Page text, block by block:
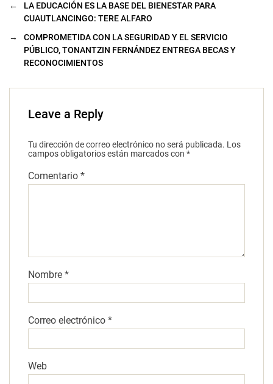
←
LA EDUCACIÓN ES LA BASE DEL BIENESTAR PARA
CUAUTLANCINGO: TERE ALFARO
→
COMPROMETIDA CON LA SEGURIDAD Y EL SERVICIO
PÚBLICO, TONANTZIN FERNÁNDEZ ENTREGA BECAS Y
RECONOCIMIENTOS
Leave a Reply
Tu dirección de correo electrónico no será publicada. Los
campos obligatorios están marcados con *
Comentario *
Nombre *
Correo electrónico *
Web